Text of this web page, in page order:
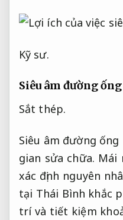
Kỹ sư.
Siêu âm đường
Sắt thép.
Siêu âm đường
gian sửa chữa. Mái
xác định nguyên
tại Thái Bình khắc
trí và tiết kiệm